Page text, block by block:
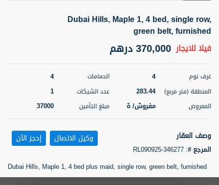
ELBRUS TOWER UNIT 2701 ON RENT
شقةللإيجار 95,000 درهم
3
سرير حمام
2
مربع)
71.39
المعروض
مفروش/ ة
الشيكات
2
ABDEMANAF EQBALBHAI KHANBHAI
KHANBHAI EQBALBHAI SIRAJUDDIN
أتصل
الأن
5 أشهر +
Dubai Hills, Maple 1, 4 bed, single row,
green belt, furnished
فيلاللايجار 370,000 درهم
غرف نوم 4 الحمامات 4
المنطقة (متر مربع) 283.44 عدد الشيكات 1
المعروض مفروش/ ة مبلغ التأمين 37000
وصف العقار
المرجع #:
RL090925-346277
وكيل الاتصال إحجز الأن
Dubai Hills, Maple 1, 4 bed plus maid, single row, green belt, furnished
تصفية